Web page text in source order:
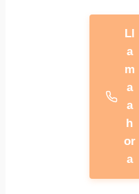
Ll
a
m
a
a
h
or
a